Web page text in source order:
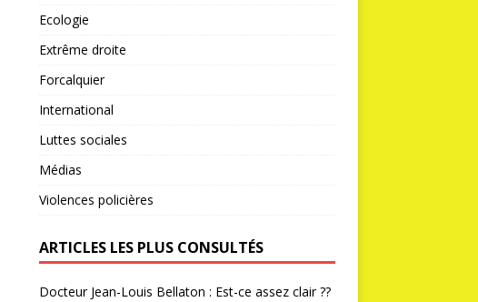
Ecologie
Extrême droite
Forcalquier
International
Luttes sociales
Médias
Violences policières
ARTICLES LES PLUS CONSULTÉS
Docteur Jean-Louis Bellaton : Est-ce assez clair ??